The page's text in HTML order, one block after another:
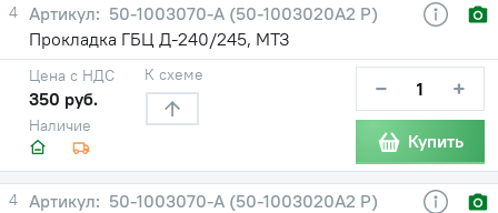
4
50-1003070-А (50-1003020А2 Р)
Прокладка ГБЦ Д-240/245, МТЗ
Наличие
Цена с НДС
350 руб.
К схеме − +
Купить
4
50-1003070-А (50-1003020А2 Р)